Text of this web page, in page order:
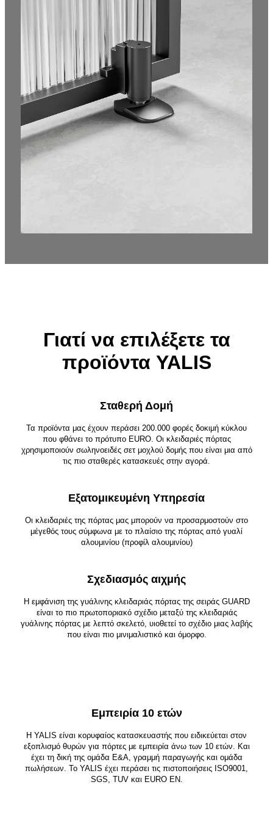
Γιατί να επιλέξετε τα
προϊόντα YALIS
Σταθερή Δομή
Τα προϊόντα μας έχουν περάσει 200.000 φορές δοκιμή κύκλου
που φθάνει το πρότυπο EURO. Οι κλειδαριές πόρτας
χρησιμοποιούν σωληνοειδές σετ μοχλού δομής που είναι μια από
τις πιο σταθερές κατασκευές στην αγορά.
Εξατομικευμένη Υπηρεσία
Οι κλειδαριές της πόρτας μας μπορούν να προσαρμοστούν στο
μέγεθός τους σύμφωνα με το πλαίσιο της πόρτας από γυαλί
αλουμινίου (προφίλ αλουμινίου)
Σχεδιασμός αιχμής
Η εμφάνιση της γυάλινης κλειδαριάς πόρτας της σειράς GUARD
είναι το πιο πρωτοποριακό σχέδιο μεταξύ της κλειδαριάς
γυάλινης πόρτας με λεπτό σκελετό, υιοθετεί το σχέδιο μιας λαβής
που είναι πιο μινιμαλιστικό και όμορφο.
Εμπειρία 10 ετών
Η YALIS είναι κορυφαίος κατασκευαστής που ειδικεύεται στον
εξοπλισμό θυρών για πόρτες με εμπειρία άνω των 10 ετών. Και
έχει τη δική της ομάδα Ε&Α, γραμμή παραγωγής και ομάδα
πωλήσεων. Το YALIS έχει περάσει τις πιστοποιήσεις ISO9001,
SGS, TUV και EURO EN.